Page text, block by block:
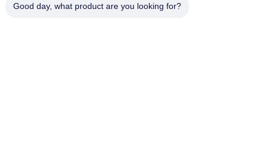
Good day, what product are you looking for?